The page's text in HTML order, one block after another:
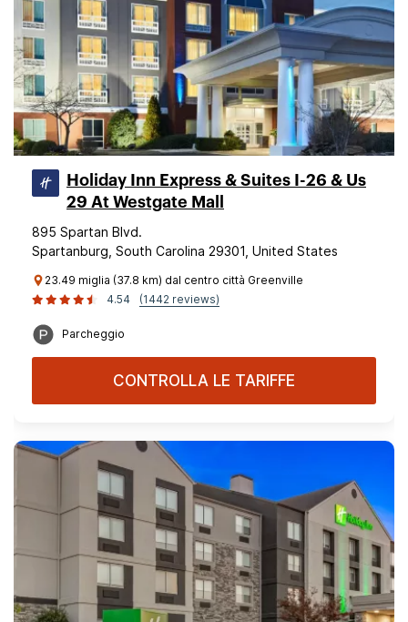
Holiday Inn Express & Suites I-26 & Us
29 At Westgate Mall
895 Spartan Blvd.
Spartanburg, South Carolina 29301, United States
23.49 miglia (37.8 km) dal centro città Greenville
4.54
(1442 reviews)
Parcheggio
CONTROLLA LE TARIFFE